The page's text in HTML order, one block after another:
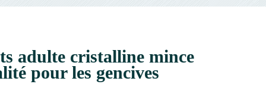
adulte cristalline mince
pour les gencives